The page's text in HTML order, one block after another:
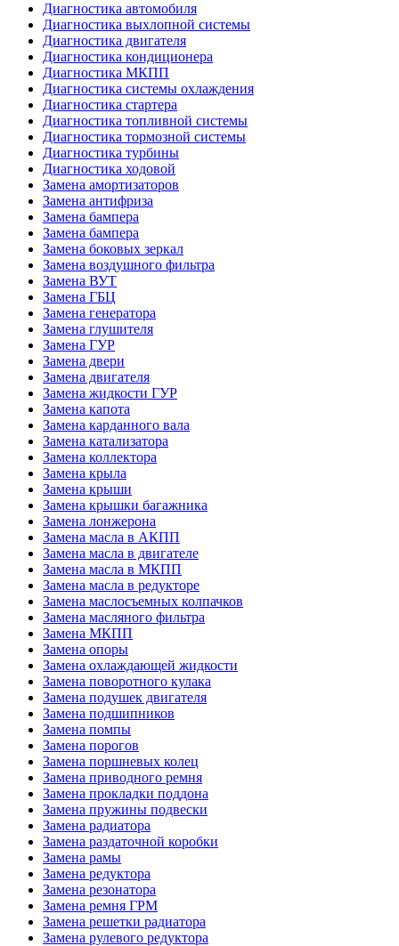
Диагностика автомобиля
Диагностика выхлопной системы
Диагностика двигателя
Диагностика кондиционера
Диагностика МКПП
Диагностика системы охлаждения
Диагностика стартера
Диагностика топливной системы
Диагностика тормозной системы
Диагностика турбины
Диагностика ходовой
Замена амортизаторов
Замена антифриза
Замена бампера
Замена бампера
Замена боковых зеркал
Замена воздушного фильтра
Замена ВУТ
Замена ГБЦ
Замена генератора
Замена глушителя
Замена ГУР
Замена двери
Замена двигателя
Замена жидкости ГУР
Замена капота
Замена карданного вала
Замена катализатора
Замена коллектора
Замена крыла
Замена крыши
Замена крышки багажника
Замена лонжерона
Замена масла в АКПП
Замена масла в двигателе
Замена масла в МКПП
Замена масла в редукторе
Замена маслосъемных колпачков
Замена масляного фильтра
Замена МКПП
Замена опоры
Замена охлаждающей жидкости
Замена поворотного кулака
Замена подушек двигателя
Замена подшипников
Замена помпы
Замена порогов
Замена поршневых колец
Замена приводного ремня
Замена прокладки поддона
Замена пружины подвески
Замена радиатора
Замена раздаточной коробки
Замена рамы
Замена редуктора
Замена резонатора
Замена ремня ГРМ
Замена решетки радиатора
Замена рулевого редуктора